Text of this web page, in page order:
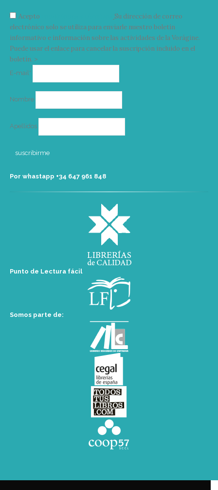
Acepto
Su dirección de correo
electrónico solo se utiliza para enviarle nuestro boletín
informativo e información sobre las actividades de la Vorágine.
Puede usar el enlace para cancelar la suscripción incluido en el
boletín. >
E-mail*
Nombre
Apellidos
Por whastapp +34 ‭647 961 848‬
Punto de Lectura fácil
Somos parte de: